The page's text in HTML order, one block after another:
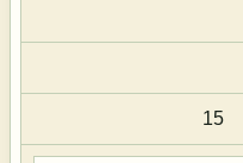
15